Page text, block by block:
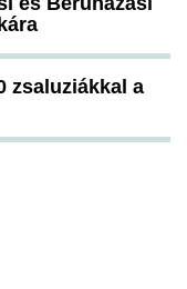
zsaluziákkal a